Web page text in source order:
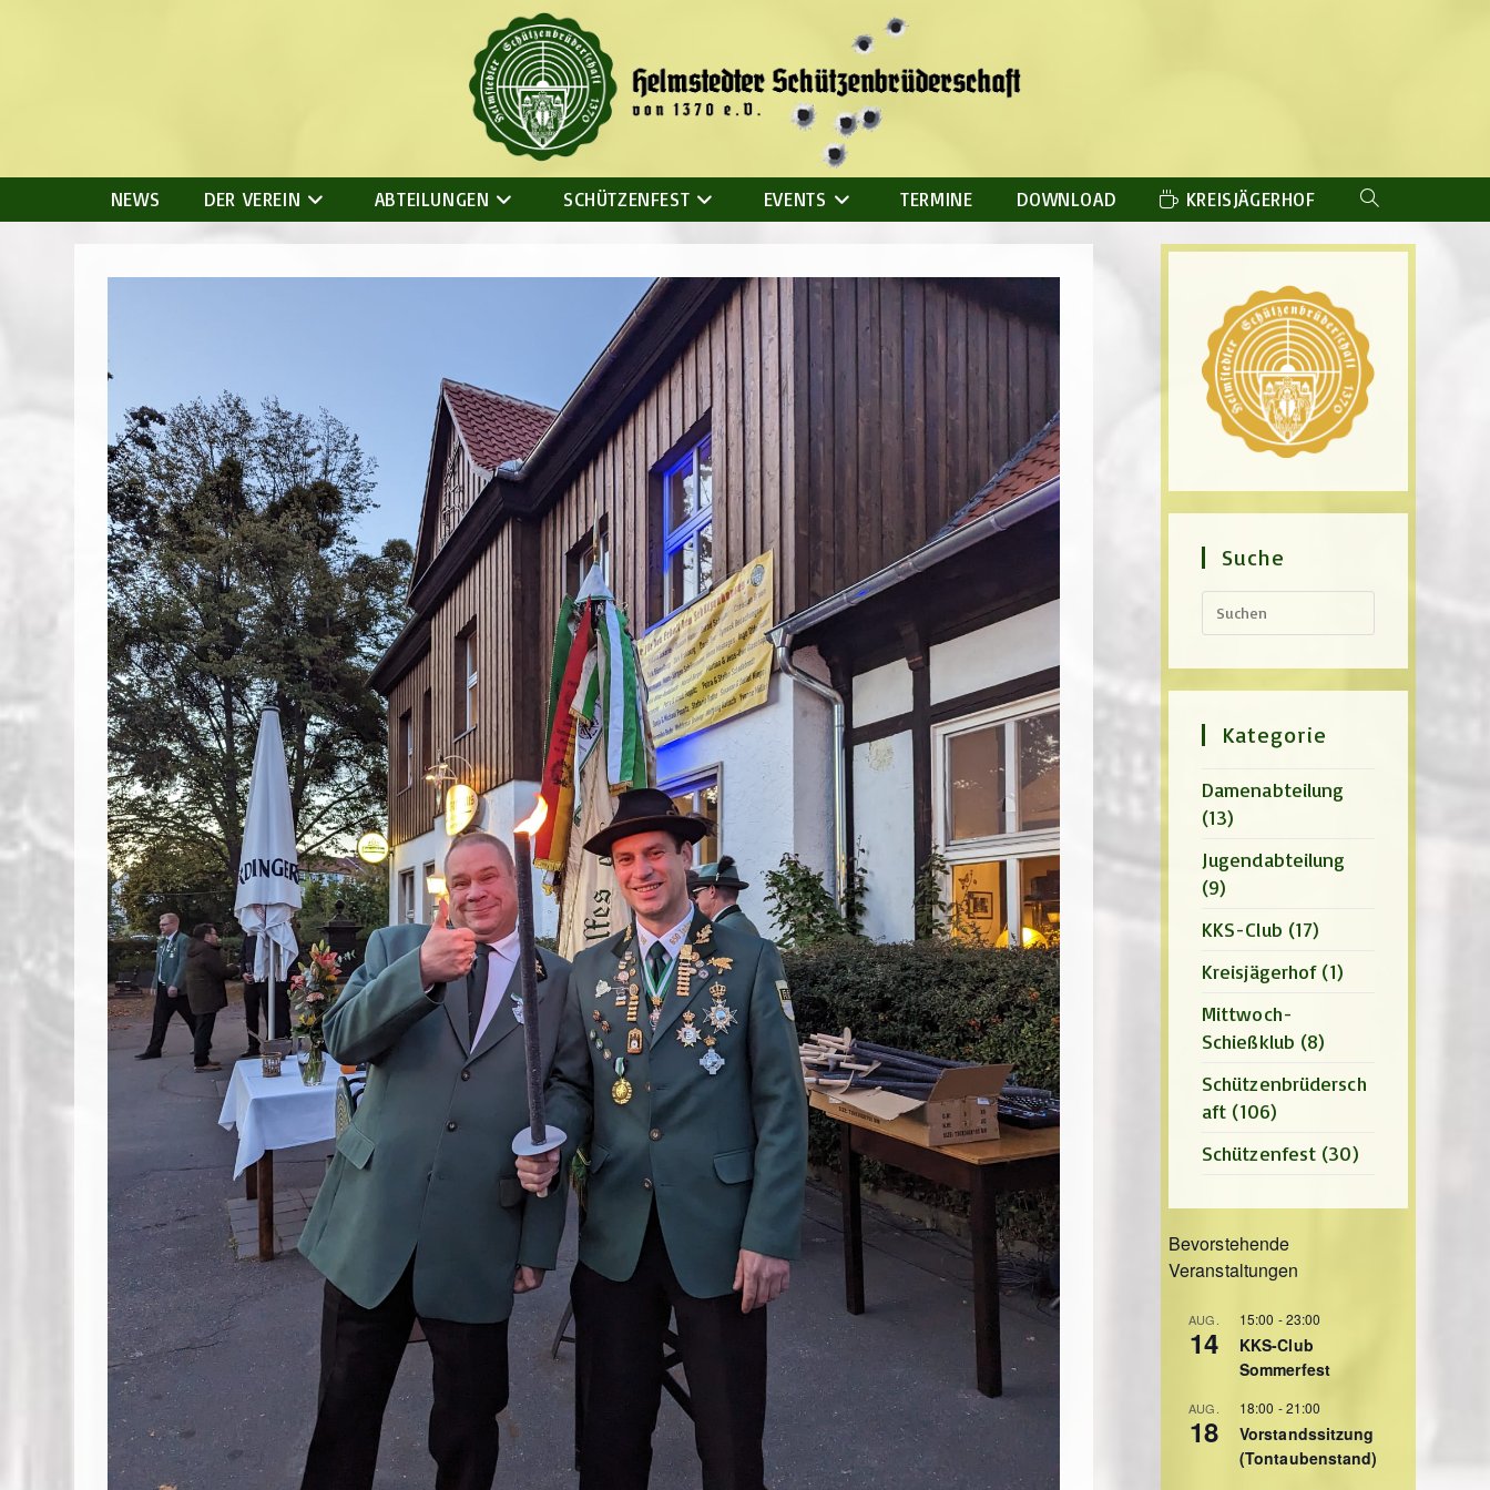
NEWS DER VEREIN ABTEILUNGEN SCHÜTZENFEST EVENTS TERMINE DOWNLOAD KREISJÄGERHOF WEBSITE-
SUCHE
Suche
Kategorie
Damenabteilung
(13)
Jugendabteilung
(9)
KKS-Club (17)
Kreisjägerhof (1)
Mittwoch-
Schießklub (8)
Schützenbrüdersch
aft (106)
Schützenfest (30)
Bevorstehende
Veranstaltungen
AUG.
14
15:00 -23:00
KKS-Club
Sommerfest
AUG.
18
18:00 -21:00
Vorstandssitzung
(Tontaubenstand)